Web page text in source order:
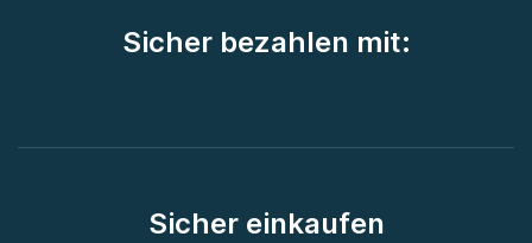
Sicher bezahlen mit:
Sicher einkaufen